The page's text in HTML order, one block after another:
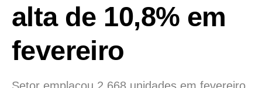
alta de 10,8% em
fevereiro